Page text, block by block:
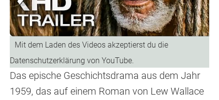
Das epische Geschichtsdrama aus dem Jahr
1959, das auf einem Roman von Lew Wallace